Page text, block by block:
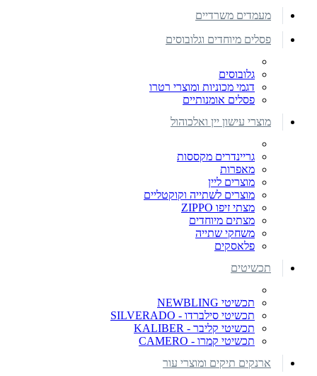
מעמדים משרדיים
פסלים מיוחדים וגלובוסים
גלובוסים
דגמי מכוניות ומוצרי רטרו
פסלים אומנותיים
מוצרי עישון יין ואלכוהול
גריינדרים מקססות
מאפרות
מוצרים ליין
מוצרים לשתייה וקוקטליים
מצתי זיפו ZIPPO
מצתים מיוחדים
משחקי שתייה
פלאסקים
תכשיטים
תכשיטי NEWBLING
תכשיטי סילברדו - SILVERADO
תכשיטי קליבר - KALIBER
תכשיטי קמרו - CAMERO
ארנקים תיקים ומוצרי עור